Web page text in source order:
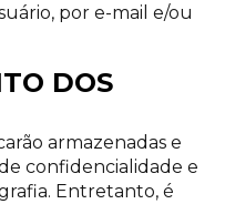
por e-mail e/ou
DOS
armazenadas e
confidencialidade e
Entretanto, é